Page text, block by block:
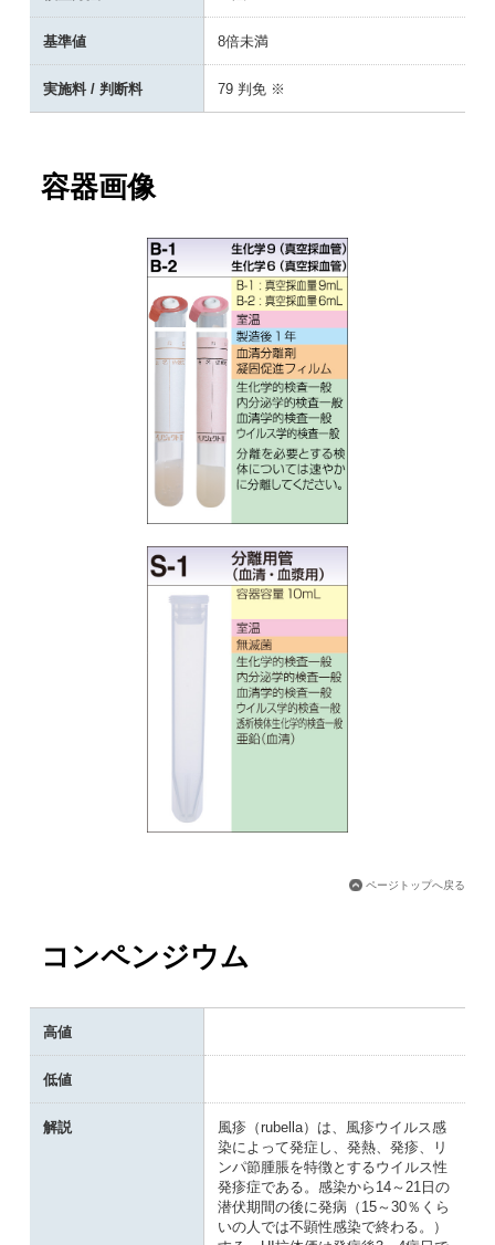
基準値 8倍未満
実施料 / 判断料 79 判免 ※
容器画像
ページトップへ戻る
コンペンジウム
高値
低値
解説
風疹（rubella）は、風疹ウイルス感
染によって発症し、発熱、発疹、リ
ンパ節腫脹を特徴とするウイルス性
発疹症である。感染から14～21日の
潜伏期間の後に発病（15～30％くら
いの人では不顕性感染で終わる。）